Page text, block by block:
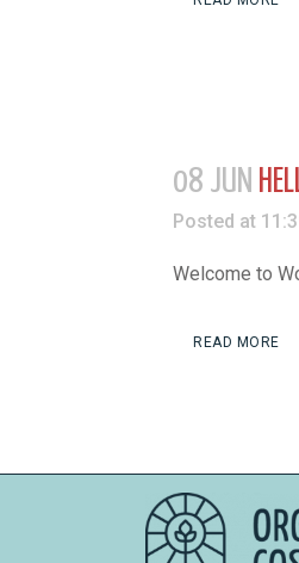
08 JUN
Posted at
Welcome to
READ MORE